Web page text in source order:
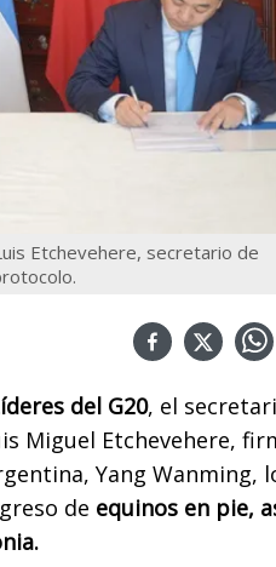
Etchevehere, secretario de
del G20, el
Miguel Etchevehere,
Yang Wanming,
de equinos en pie,